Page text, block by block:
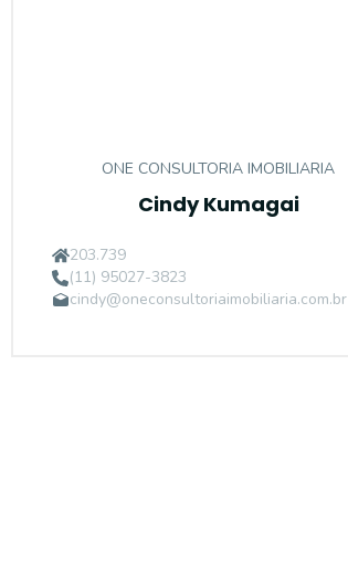
ONE CONSULTORIA IMOBILIARIA
Cindy Kumagai
203.739
(11) 95027-3823
cindy@oneconsultoriaimobiliaria.com.br